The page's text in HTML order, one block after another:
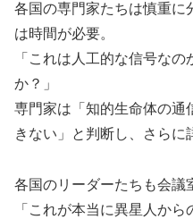
各国の専門家たちは慎重に
は時間が必要。
「これは人工的な信号な
か？」
専門家は「知的生命体の通
きない」と判断し、さらに
各国のリーダーたちも会議
「これが本当に異星人から